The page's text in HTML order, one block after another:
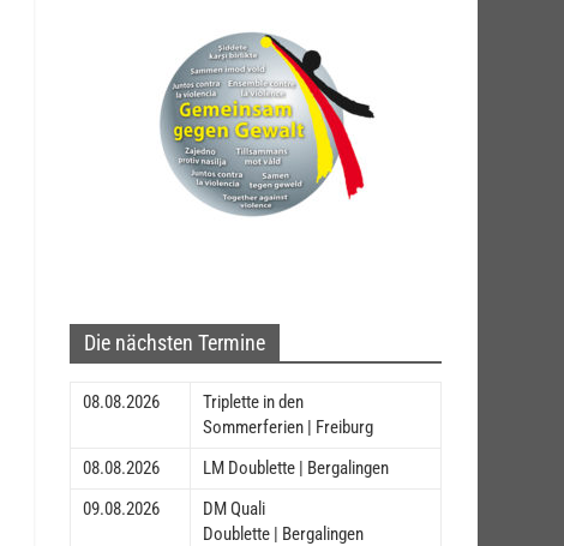
Die nächsten Termine
08.08.2026
Triplette in den
Sommerferien | Freiburg
08.08.2026
LM Doublette | Bergalingen
09.08.2026
DM Quali
Doublette | Bergalingen